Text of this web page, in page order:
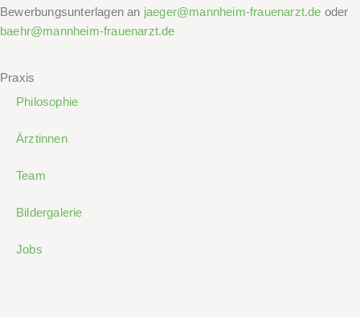
Bewerbungsunterlagen an jaeger@mannheim-frauenarzt.de oder
baehr@mannheim-frauenarzt.de
Praxis
Philosophie
Ärztinnen
Team
Bildergalerie
Jobs